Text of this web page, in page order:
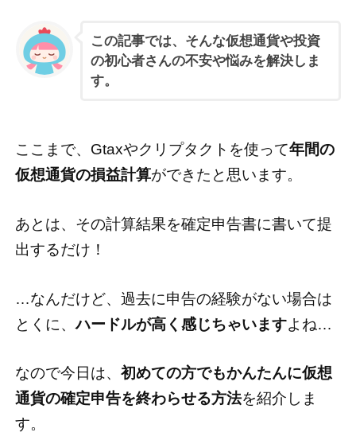
この記事では、そんな仮想通貨や投資
の初心者さんの不安や悩みを解決しま
す。
ここまで、Gtaxやクリプタクトを使って年間の
仮想通貨の損益計算ができたと思います。
あとは、その計算結果を確定申告書に書いて提
出するだけ！
…なんだけど、過去に申告の経験がない場合は
とくに、ハードルが高く感じちゃいますよね…
なので今日は、 初めての方でもかんたんに仮想
通貨の確定申告を終わらせる方法を紹介しま
す。